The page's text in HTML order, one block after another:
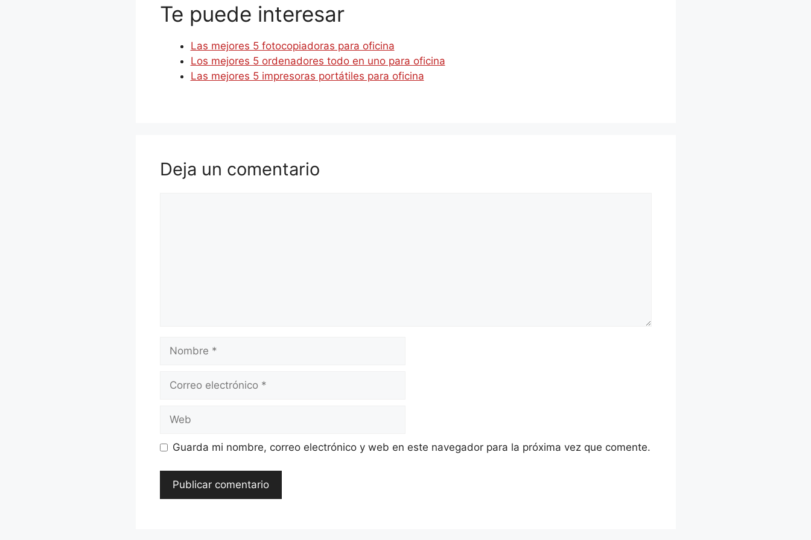
Te puede interesar
Las mejores 5 fotocopiadoras para oficina
Los mejores 5 ordenadores todo en uno para oficina
Las mejores 5 impresoras portátiles para oficina
Deja un comentario
Nombre
Correo
Web
Guarda mi nombre, correo electrónico y web en este navegador para la próxima vez que comente.